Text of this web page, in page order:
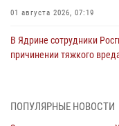
01 августа 2026, 07:19
В Ядрине сотрудники
причинении тяжкого
1 августа – День
ПОПУЛЯРНЫЕ НОВОСТИ